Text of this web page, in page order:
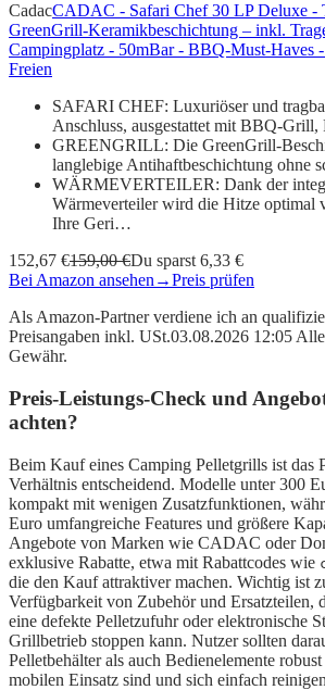
CadacCADAC - Safari Chef 30 LP Deluxe -
GreenGrill-Keramikbeschichtung – inkl.
Campingplatz - 50mBar - BBQ-Must-Haves
Freien
SAFARI CHEF: Luxuriöser und
Anschluss, ausgestattet mit BBQ-
GREENGRILL: Die GreenGrill-
langlebige Antihaftbeschichtung ohne
WÄRMEVERTEILER: Dank der
Wärmeverteiler wird die Hitze optimal
Ihre Geri…
152,67 €159,00 €Du sparst 6,33 €
Bei Amazon ansehen →Preis prüfen
Als Amazon-Partner verdiene ich an
Preisangaben inkl. USt.03.08.2026 12:05
Gewähr.
Preis-Leistungs-Check und
achten?
Beim Kauf eines Camping Pelletgrills ist das
Verhältnis entscheidend. Modelle unter 300
kompakt mit wenigen Zusatzfunktionen,
Euro umfangreiche Features und größere
Angebote von Marken wie CADAC oder
exklusive Rabatte, etwa mit Rabattcodes wie
die den Kauf attraktiver machen. Wichtig ist
Verfügbarkeit von Zubehör und Ersatzteilen,
eine defekte Pelletzufuhr oder elektronische
Grillbetrieb stoppen kann. Nutzer sollten
Pelletbehälter als auch Bedienelemente
mobilen Einsatz sind und sich einfach